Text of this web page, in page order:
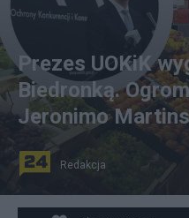
Prezes UOKiK
Biedronką.
Jeronimo Martins
Redakcja